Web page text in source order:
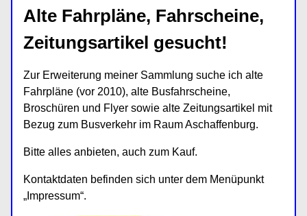
Alte Fahrpläne, Fahrscheine,
Zeitungsartikel gesucht!
Zur Erweiterung meiner Sammlung suche ich alte
Fahrpläne (vor 2010), alte Busfahrscheine,
Broschüren und Flyer sowie alte Zeitungsartikel mit
Bezug zum Busverkehr im Raum Aschaffenburg.
Bitte alles anbieten, auch zum Kauf.
Kontaktdaten befinden sich unter dem Menüpunkt
„Impressum“.